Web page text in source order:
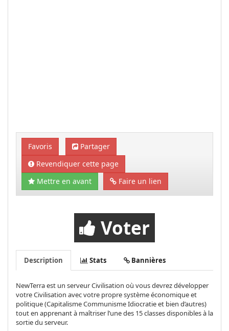
Favoris
Partager
Revendiquer cette page
Mettre en avant
Faire un lien
Voter
Description Stats Bannières
NewTerra est un serveur Civilisation où vous devrez développer
votre Civilisation avec votre propre système économique et
politique (Capitalisme Communisme Idiocratie et bien d’autres)
tout en apprenant à maîtriser l’une des 15 classes disponibles à la
sortie du serveur.